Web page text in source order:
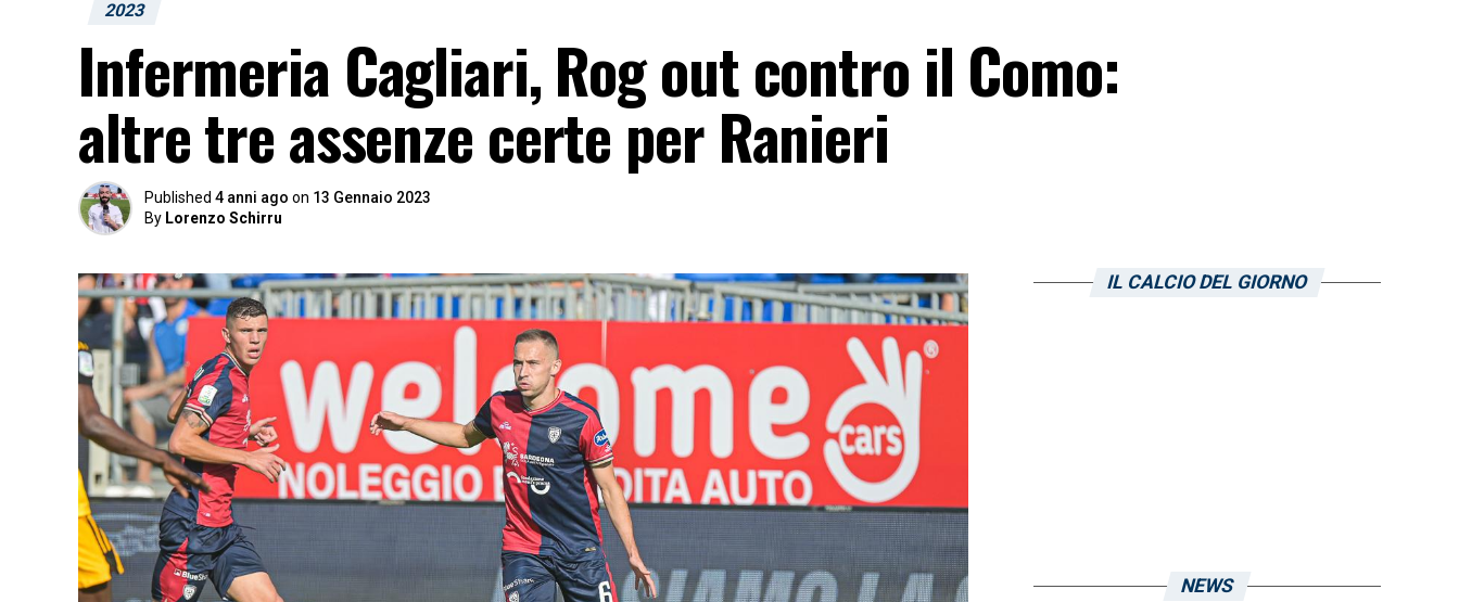
2023
Infermeria Cagliari, Rog out contro il Como:
altre tre assenze certe per Ranieri
Published 4 anni ago on 13 Gennaio 2023
By Lorenzo Schirru
IL CALCIO DEL GIORNO
NEWS